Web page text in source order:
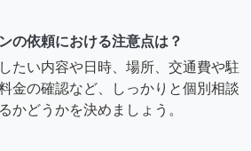
の依頼における注意点は？
たい内容や日時、場所、交通費や駐
金の確認など、しっかりと個別相談
かどうかを決めましょう。